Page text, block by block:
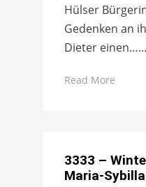
Hülser
Gedenken an
Dieter einen…...
Read More
3333 –
Maria-